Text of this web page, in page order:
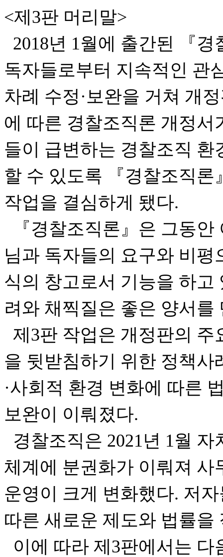
<제3판 머리말>
2018년 1월에 출간된 『
독자들로부터 지속적인 관
차례 수정·보완을 거쳐 개
에 따른 경찰조직론 개정
들이 급변하는 경찰조직
할 수 있도록 『경찰조직론
작업을 결심하게 됐다.
『경찰조직론』은 그동안
님과 독자들의 요구와 비평
식의 창고로서 기능을 하
려와 채찍질은 좋은 양서
제3판 작업은 개정판의
을 뒷받침하기 위한 정책
·사회적 환경 변화에 따른
보완이 이뤄졌다.
경찰조직은 2021년 1월
체계에 분권화가 이뤄져 사
운영이 크게 변화했다. 저
따른 새로운 제도와 법률
이에 따라 제3판에서는 다